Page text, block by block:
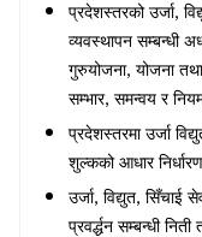
प्रदेशस्तरको उर्जा,
व्यवस्थापन सम्बन्धी
गुरुयोजना, योजना
सम्भार, समन्वय र
प्रदेशस्तरमा उर्जा
शुल्कको आधार
उर्जा, विद्युत, सिँचाई
प्रवर्द्धन सम्बन्धी